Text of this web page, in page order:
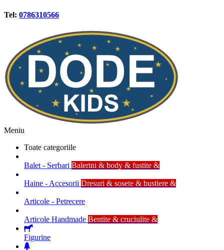
Tel: 0786310566
Meniu
Toate categoriile
Balet - Serbari Balerini & body & fustite &
Haine - Accesorii Dresuri & sosete & bustiere &
Articole - Petrecere
Articole Handmade Bentite & cruciulite &
Figurine